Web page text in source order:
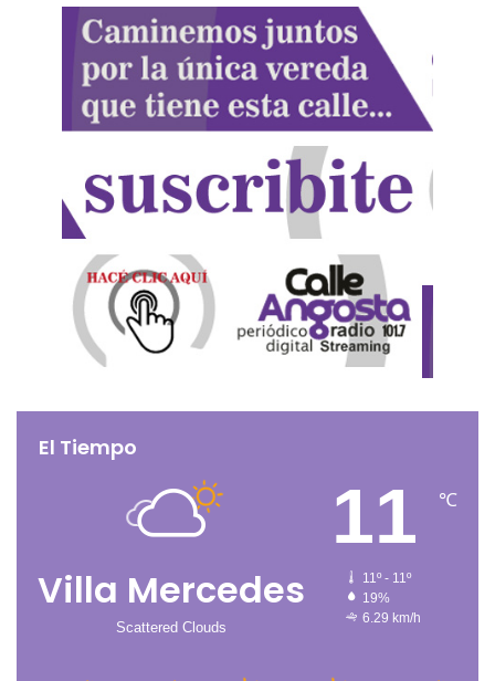
El Tiempo
Villa Mercedes
Scattered Clouds
11 ℃
11º - 11º
19%
6.29 km/h